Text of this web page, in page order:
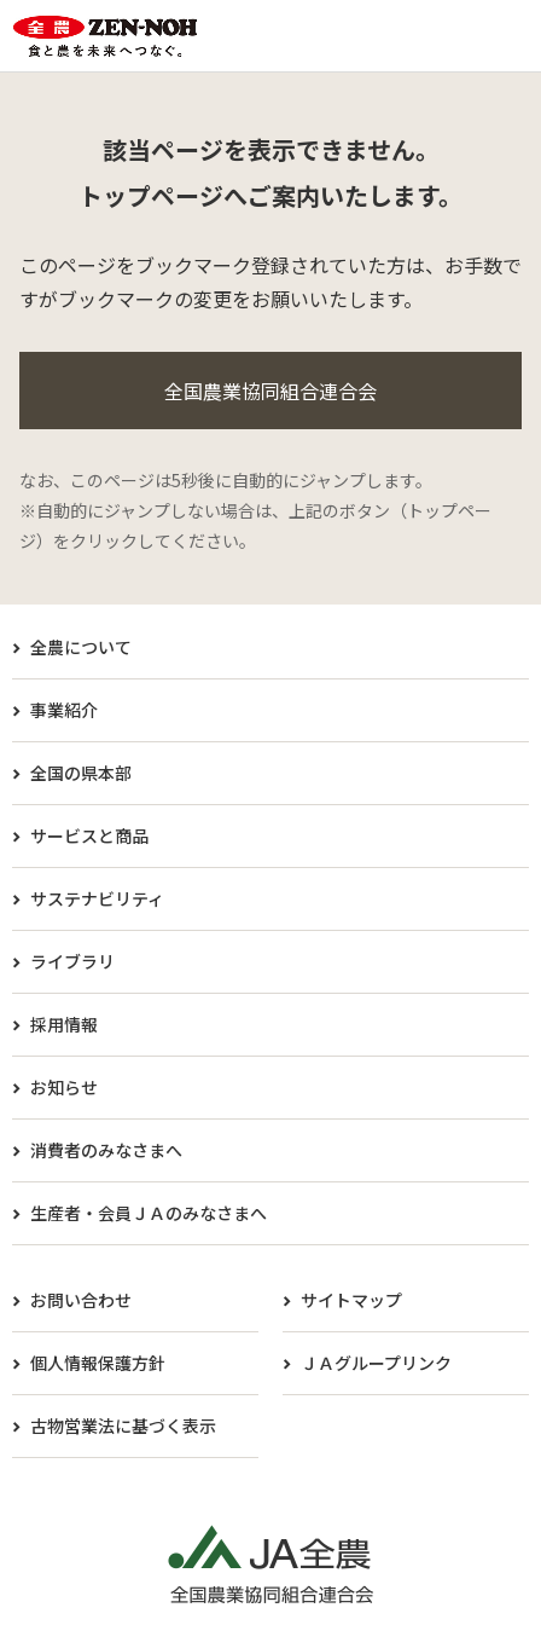
該当ページを表示できません。
トップページへご案内いたします。
このページをブックマーク登録されていた方は、 お手数で
すがブックマークの変更をお願いいたします。
全国農業協同組合連合会
なお、このページは5秒後に自動的にジャンプします。
※自動的にジャンプしない場合は、上記のボタン（トップペー
ジ）をクリックしてください。
全農について
事業紹介
全国の県本部
サービスと商品
サステナビリティ
ライブラリ
採用情報
お知らせ
消費者のみなさまへ
生産者・会員ＪＡのみなさまへ​
お問い合わせ サイトマップ
個人情報保護方針 ＪＡグループリンク
古物営業法に基づく表示